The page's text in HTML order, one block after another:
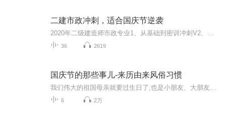
二建市政冲刺，适合国庆节逆袭
36 2619
国庆节的那些事儿-来历由来风俗习惯
6 2万